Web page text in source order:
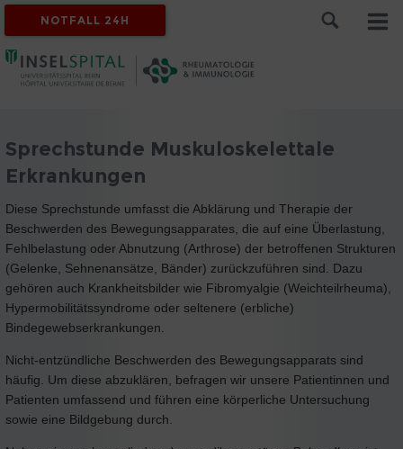
NOTFALL 24H
Sprechstunde Muskuloskelettale
Erkrankungen
Diese Sprechstunde umfasst die Abklärung und Therapie der
Beschwerden des Bewegungsapparates, die auf eine Überlastung,
Fehlbelastung oder Abnutzung (Arthrose) der betroffenen Strukturen
(Gelenke, Sehnenansätze, Bänder) zurückzuführen sind. Dazu
gehören auch Krankheitsbilder wie Fibromyalgie (Weichteilrheuma),
Hypermobilitätssyndrome oder seltenere (erbliche)
Bindegewebserkrankungen.
Nicht-entzündliche Beschwerden des Bewegungsapparats sind
häufig. Um diese abzuklären, befragen wir unsere Patientinnen und
Patienten umfassend und führen eine körperliche Untersuchung
sowie eine Bildgebung durch.